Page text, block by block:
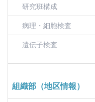
研究班構成
病理・細胞検査
遺伝子検査
組織部（地区情報）